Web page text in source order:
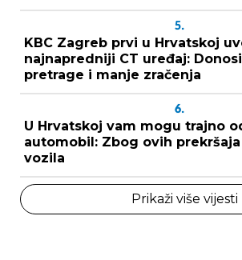
5.
KBC Zagreb prvi u Hrvatskoj
najnapredniji CT uređaj:
pretrage i manje zračenja
6.
U Hrvatskoj vam mogu trajno
automobil: Zbog ovih
vozila
Prikaži više vijesti